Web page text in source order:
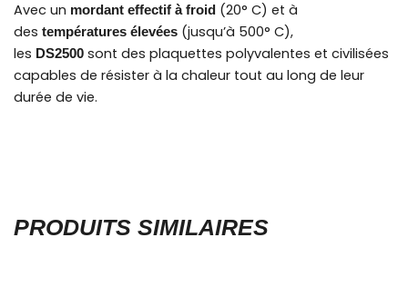
Avec un mordant effectif à froid (20° C) et à
des températures élevées (jusqu’à 500° C),
les DS2500 sont des plaquettes polyvalentes et civilisées
capables de résister à la chaleur tout au long de leur
durée de vie.
PRODUITS SIMILAIRES